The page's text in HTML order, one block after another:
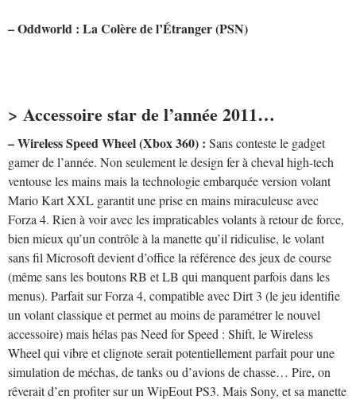
– Oddworld : La Colère de l’Étranger (PSN)
> Accessoire star de l’année 2011…
– Wireless Speed Wheel (Xbox 360) : Sans conteste le gadget
gamer de l’année. Non seulement le design fer à cheval high-tech
ventouse les mains mais la technologie embarquée version volant
Mario Kart XXL garantit une prise en mains miraculeuse avec
Forza 4. Rien à voir avec les impraticables volants à retour de force,
bien mieux qu’un contrôle à la manette qu’il ridiculise, le volant
sans fil Microsoft devient d’office la référence des jeux de course
(même sans les boutons RB et LB qui manquent parfois dans les
menus). Parfait sur Forza 4, compatible avec Dirt 3 (le jeu identifie
un volant classique et permet au moins de paramétrer le nouvel
accessoire) mais hélas pas Need for Speed : Shift, le Wireless
Wheel qui vibre et clignote serait potentiellement parfait pour une
simulation de méchas, de tanks ou d’avions de chasse… Pire, on
rêverait d’en profiter sur un WipEout PS3. Mais Sony, et sa manette